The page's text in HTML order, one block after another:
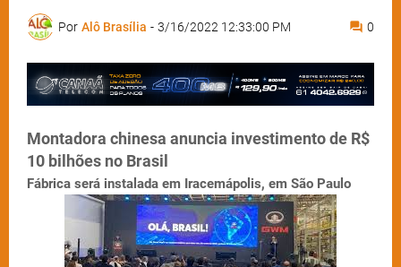
Por Alô Brasília - 3/16/2022 12:33:00 PM 0
Montadora chinesa anuncia investimento de R$
10 bilhões no Brasil
Fábrica será instalada em Iracemápolis, em São Paulo